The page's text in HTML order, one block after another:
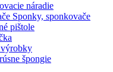
náradie
Sponky, sponkovače
pištole
špongie